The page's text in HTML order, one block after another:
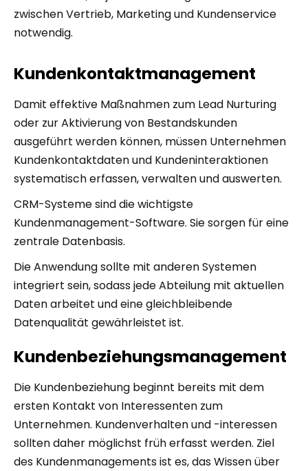
zwischen Vertrieb, Marketing und Kundenservice
notwendig.
Kundenkontaktmanagement
Damit effektive Maßnahmen zum Lead Nurturing
oder zur Aktivierung von Bestandskunden
ausgeführt werden können, müssen Unternehmen
Kundenkontaktdaten und Kundeninteraktionen
systematisch erfassen, verwalten und auswerten.
CRM-Systeme sind die wichtigste
Kundenmanagement-Software. Sie sorgen für eine
zentrale Datenbasis.
Die Anwendung sollte mit anderen Systemen
integriert sein, sodass jede Abteilung mit aktuellen
Daten arbeitet und eine gleichbleibende
Datenqualität gewährleistet ist.
Kundenbeziehungsmanagement
Die Kundenbeziehung beginnt bereits mit dem
ersten Kontakt von Interessenten zum
Unternehmen. Kundenverhalten und -interessen
sollten daher möglichst früh erfasst werden. Ziel
des Kundenmanagements ist es, das Wissen über